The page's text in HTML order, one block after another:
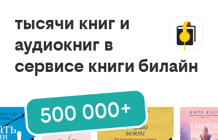
тысячи книг и
аудиокниг в
сервисе книги билайн